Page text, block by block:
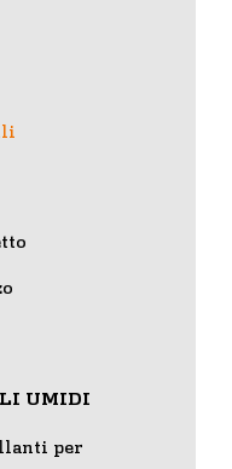
UMIDI
per